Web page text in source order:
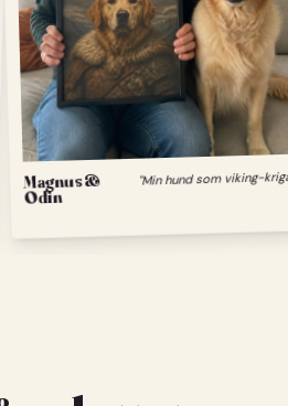
Magnus &
Odin